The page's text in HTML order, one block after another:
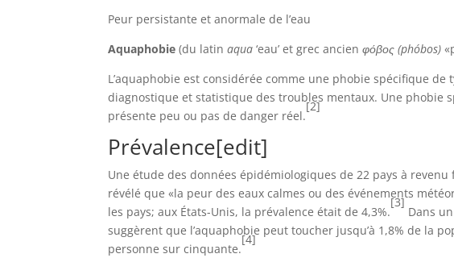
Peur persistante et anormale de l’eau
Aquaphobie (du latinaqua ‘eau’ et grec ancienφόβος (phóbos)
L’aquaphobie est considérée comme une phobie spécifique
diagnostique et statistique des troubles mentaux. Une phobie
présente peu ou pas de danger réel.
[2]
Prévalence[edit]
Une étude des données épidémiologiques de 22 pays à
révélé que «la peur des eaux calmes ou des événements
les pays; aux États-Unis, la prévalence était de 4,3%.
[3]
Dans
suggèrent que l’aquaphobie peut toucher jusqu’à 1,8% de la
personne sur cinquante.
[4]